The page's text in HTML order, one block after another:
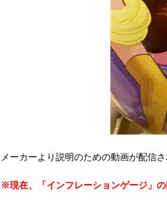
メーカーより説明のための動画が配信
※現在、「インフレーションゲージ」の